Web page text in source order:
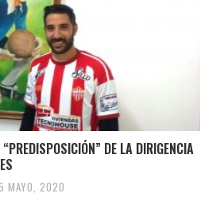
DE LA DIRIGENCIA
MAYO, 2020